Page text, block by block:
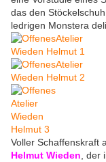
das den
ledrigen Monstera
Voller Schaffenskraft
Helmut Wieden ,